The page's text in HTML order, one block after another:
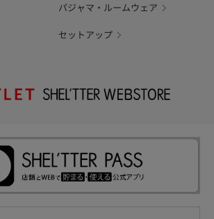
パジャマ・ルームウェア
セットアップ